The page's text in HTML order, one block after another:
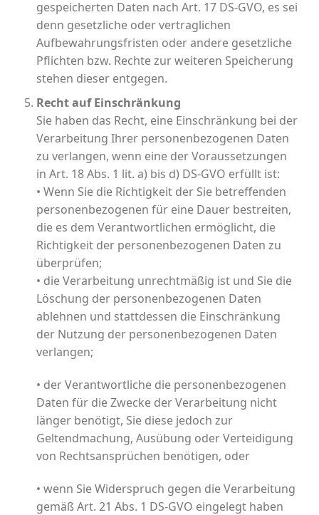
gespeicherten Daten nach Art. 17 DS-GVO, es sei
denn gesetzliche oder vertraglichen
Aufbewahrungsfristen oder andere gesetzliche
Pflichten bzw. Rechte zur weiteren Speicherung
stehen dieser entgegen.
Recht auf Einschränkung
Sie haben das Recht, eine Einschränkung bei der
Verarbeitung Ihrer personenbezogenen Daten
zu verlangen, wenn eine der Voraussetzungen
in Art. 18 Abs. 1 lit. a) bis d) DS-GVO erfüllt ist:
• Wenn Sie die Richtigkeit der Sie betreffenden
personenbezogenen für eine Dauer bestreiten,
die es dem Verantwortlichen ermöglicht, die
Richtigkeit der personenbezogenen Daten zu
überprüfen;
• die Verarbeitung unrechtmäßig ist und Sie die
Löschung der personenbezogenen Daten
ablehnen und stattdessen die Einschränkung
der Nutzung der personenbezogenen Daten
verlangen;
• der Verantwortliche die personenbezogenen
Daten für die Zwecke der Verarbeitung nicht
länger benötigt, Sie diese jedoch zur
Geltendmachung, Ausübung oder Verteidigung
von Rechtsansprüchen benötigen, oder
• wenn Sie Widerspruch gegen die Verarbeitung
gemäß Art. 21 Abs. 1 DS-GVO eingelegt haben